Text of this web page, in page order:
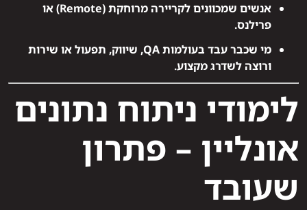
אנשים שמכוונים לקריירה מרוחקת (Remote) או
פרילנס.
מי שכבר עבד בעולמות QA, שיווק, תפעול או שירות
ורוצה לשדרג מקצוע.
לימודי ניתוח נתונים
אונליין – פתרון
שעובד